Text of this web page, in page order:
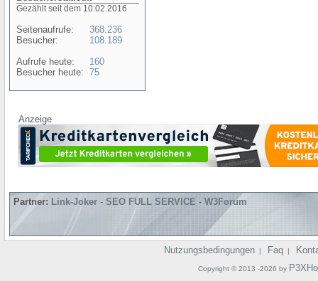
Gezählt seit dem 10.02.2016
Seitenaufrufe:
Besucher:
Aufrufe heute:
Besucher heute:
368.236
108.189
160
75
Anzeige
Partner: Link-Joker - SEO FULL SERVICE - W3Forum
Nutzungsbedingungen | Faq |
Copyright © 2013 -2026 by